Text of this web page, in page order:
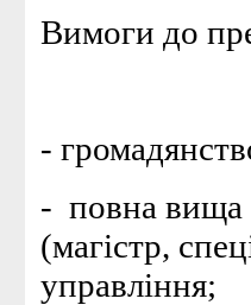
Вимоги до
-
- повна вища
(магістр,
управління;